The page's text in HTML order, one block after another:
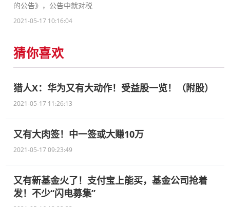
的公告》，公告中就对税
2021-05-17 10:16:04
猜你喜欢
猎人X：华为又有大动作！受益股一览！（附股）
2021-05-17 11:26:13
又有大肉签！中一签或大赚10万
2021-05-17 09:23:49
又有新基金火了！支付宝上能买，基金公司抢着
发！不少“闪电募集”